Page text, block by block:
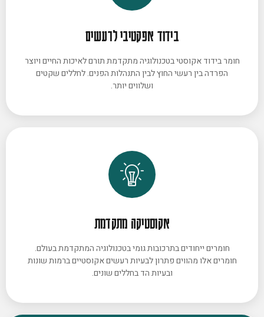
בידוד אפקטיבי לרעשים
חומר בידוד אקוסטי בטכנולוגיה מתקדמת תורם לאיכות החיים ויוצר
הפרדה בין רעשי החוץ לבין התנהלות הפנים. לחללים שקטים
ושלווים יותר.
אקוסטיקה מתקדמת
חומרים ייחודים בתרכובות גומי בטכנולוגיה המתקדמת בעולם.
חומרים אלו מהווים פתרון לבעיות רעשים אקוסטיים ברמות שונות
ובעיות הד בחללים שונים.